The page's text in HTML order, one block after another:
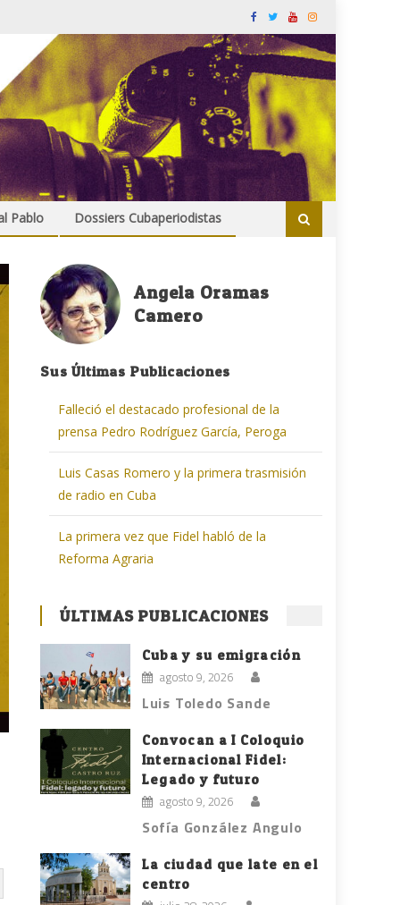
Pablo Dossiers Cubaperiodistas
Angela Oramas
Camero
Sus Últimas Publicaciones
Falleció el destacado profesional de la
prensa Pedro Rodríguez García, Peroga
Luis Casas Romero y la primera trasmisión
de radio en Cuba
La primera vez que Fidel habló de la
Reforma Agraria
ÚLTIMAS PUBLICACIONES
Cuba y su emigración
agosto 9, 2026
Luis Toledo Sande
Convocan a I Coloquio
Internacional Fidel:
Legado y futuro
agosto 9, 2026
Sofía González Angulo
La ciudad que late en el
centro